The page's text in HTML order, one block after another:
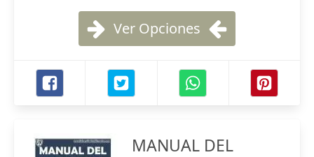
Ver Opciones
MANUAL DEL